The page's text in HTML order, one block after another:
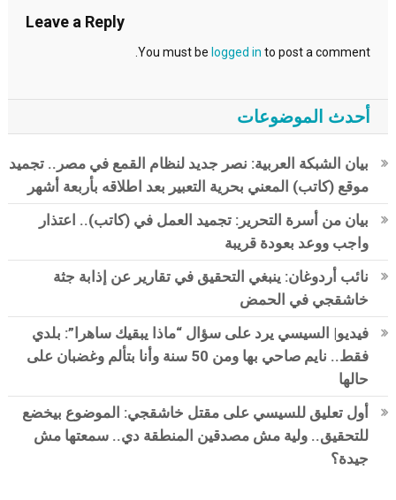
Leave a Reply
You must be logged in to post a comment.
أحدث الموضوعات
بيان الشبكة العربية: نصر جديد لنظام القمع في مصر.. تجميد
موقع (كاتب) المعني بحرية التعبير بعد اطلاقه بأربعة أشهر
بيان من أسرة التحرير: تجميد العمل في (كاتب).. اعتذار
واجب ووعد بعودة قريبة
نائب أردوغان: ينبغي التحقيق في تقارير عن إذابة جثة
خاشقجي في الحمض
فيديو| السيسي يرد على سؤال “ماذا يبقيك ساهرا”: بلدي
فقط.. نايم صاحي بها ومن 50 سنة وأنا بتألم وغضبان على
حالها
أول تعليق للسيسي على مقتل خاشقجي: الموضوع بيخضع
للتحقيق.. ولية مش مصدقين المنطقة دي.. سمعتها مش
جيدة؟